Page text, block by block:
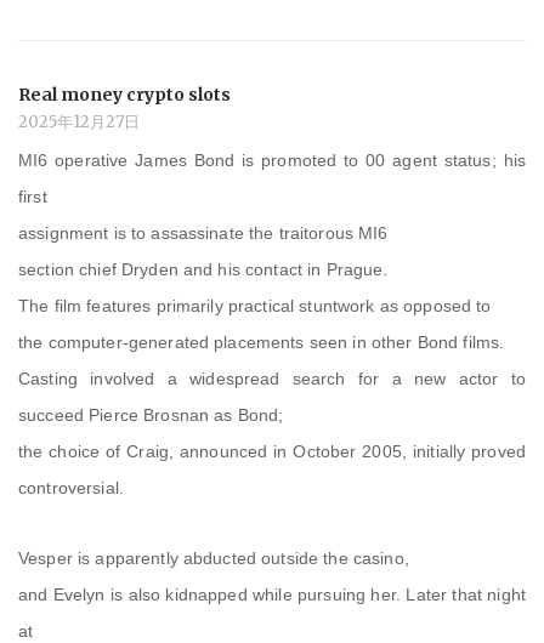
Real money crypto slots
2025年12月27日
MI6 operative James Bond is promoted to 00 agent status; his
first
assignment is to assassinate the traitorous MI6
section chief Dryden and his contact in Prague.
The film features primarily practical stuntwork as opposed to
the computer-generated placements seen in other Bond films.
Casting involved a widespread search for a new actor to
succeed Pierce Brosnan as Bond;
the choice of Craig, announced in October 2005, initially proved
controversial.
Vesper is apparently abducted outside the casino,
and Evelyn is also kidnapped while pursuing her. Later that night
at